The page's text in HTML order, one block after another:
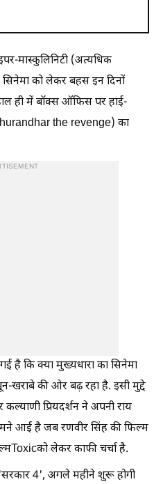
मास्कुलिनिटी (अत्यधिक
सिनेमा को लेकर बहस इन दिनों
ही में बॉक्स ऑफिस पर हाई-
the revenge) का
है कि क्या मुख्यधारा का सिनेमा
की ओर बढ़ रहा है. इसी मुद्दे
प्रियदर्शन ने अपनी राय
आई है जब रणवीर सिंह की फिल्म
लेकर काफी चर्चा है.
'सरकार 4', अगले महीने शुरू होगी